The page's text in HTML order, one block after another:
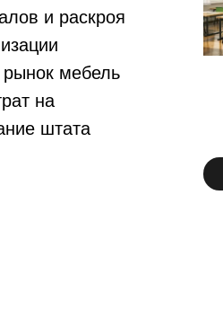
и раскроя
рынок мебель
на
штата